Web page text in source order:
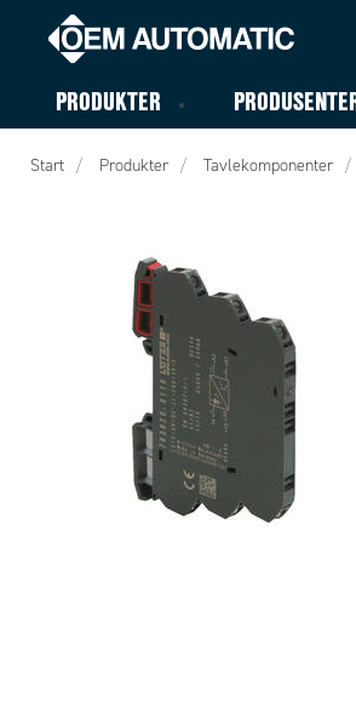
PRODUKTER
Start Produkter Tavlekomponenter